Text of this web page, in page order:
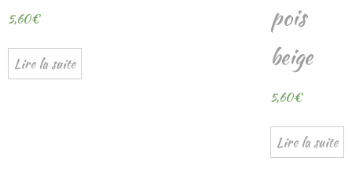
5,60€
Lire la suite
pois
beige
5,60€
Lire la suite